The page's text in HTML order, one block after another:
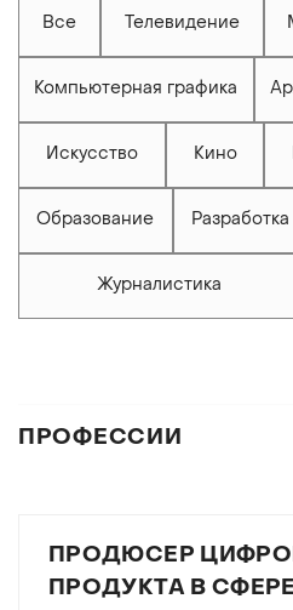
Все Телевидение
Компьютерная графика
Искусство Кино
Образование Разработка
Журналистика
ПРОФЕССИИ
ПРОДЮСЕР
ПРОДУКТА В СФЕРЕ